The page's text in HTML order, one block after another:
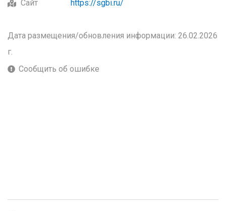
Сайт https://sgbi.ru/
Дата размещения/обновления информации: 26.02.2026
г.
Сообщить об ошибке